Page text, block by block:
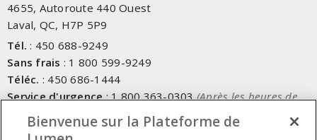
4655, Autoroute 440 Ouest
Laval, QC, H7P 5P9
Tél. : 450 688-9249
Sans frais : 1 800 599-9249
Téléc. : 450 686-1444
Service d'urgence:1 800 363-0303 (Après les heures de
bureau - 17h00 et 7h00, Frais applicables)
Bienvenue sur la Plateforme de